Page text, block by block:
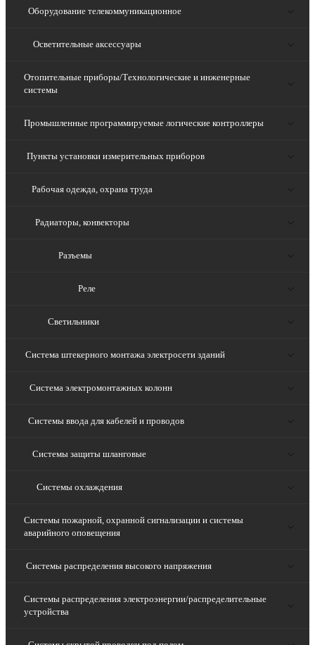
Оборудование телекоммуникационное
Осветительные аксессуары
Отопительные приборы/Технологические и инженерные
системы
Промышленные программируемые логические контроллеры
Пункты установки измерительных приборов
Рабочая одежда, охрана труда
Радиаторы, конвекторы
Разъемы
Реле
Светильники
Система штекерного монтажа электросети зданий
Система электромонтажных колонн
Системы ввода для кабелей и проводов
Системы защиты шланговые
Системы охлаждения
Системы пожарной, охранной сигнализации и системы
аварийного оповещения
Системы распределения высокого напряжения
Системы распределения электроэнергии/распределительные
устройства